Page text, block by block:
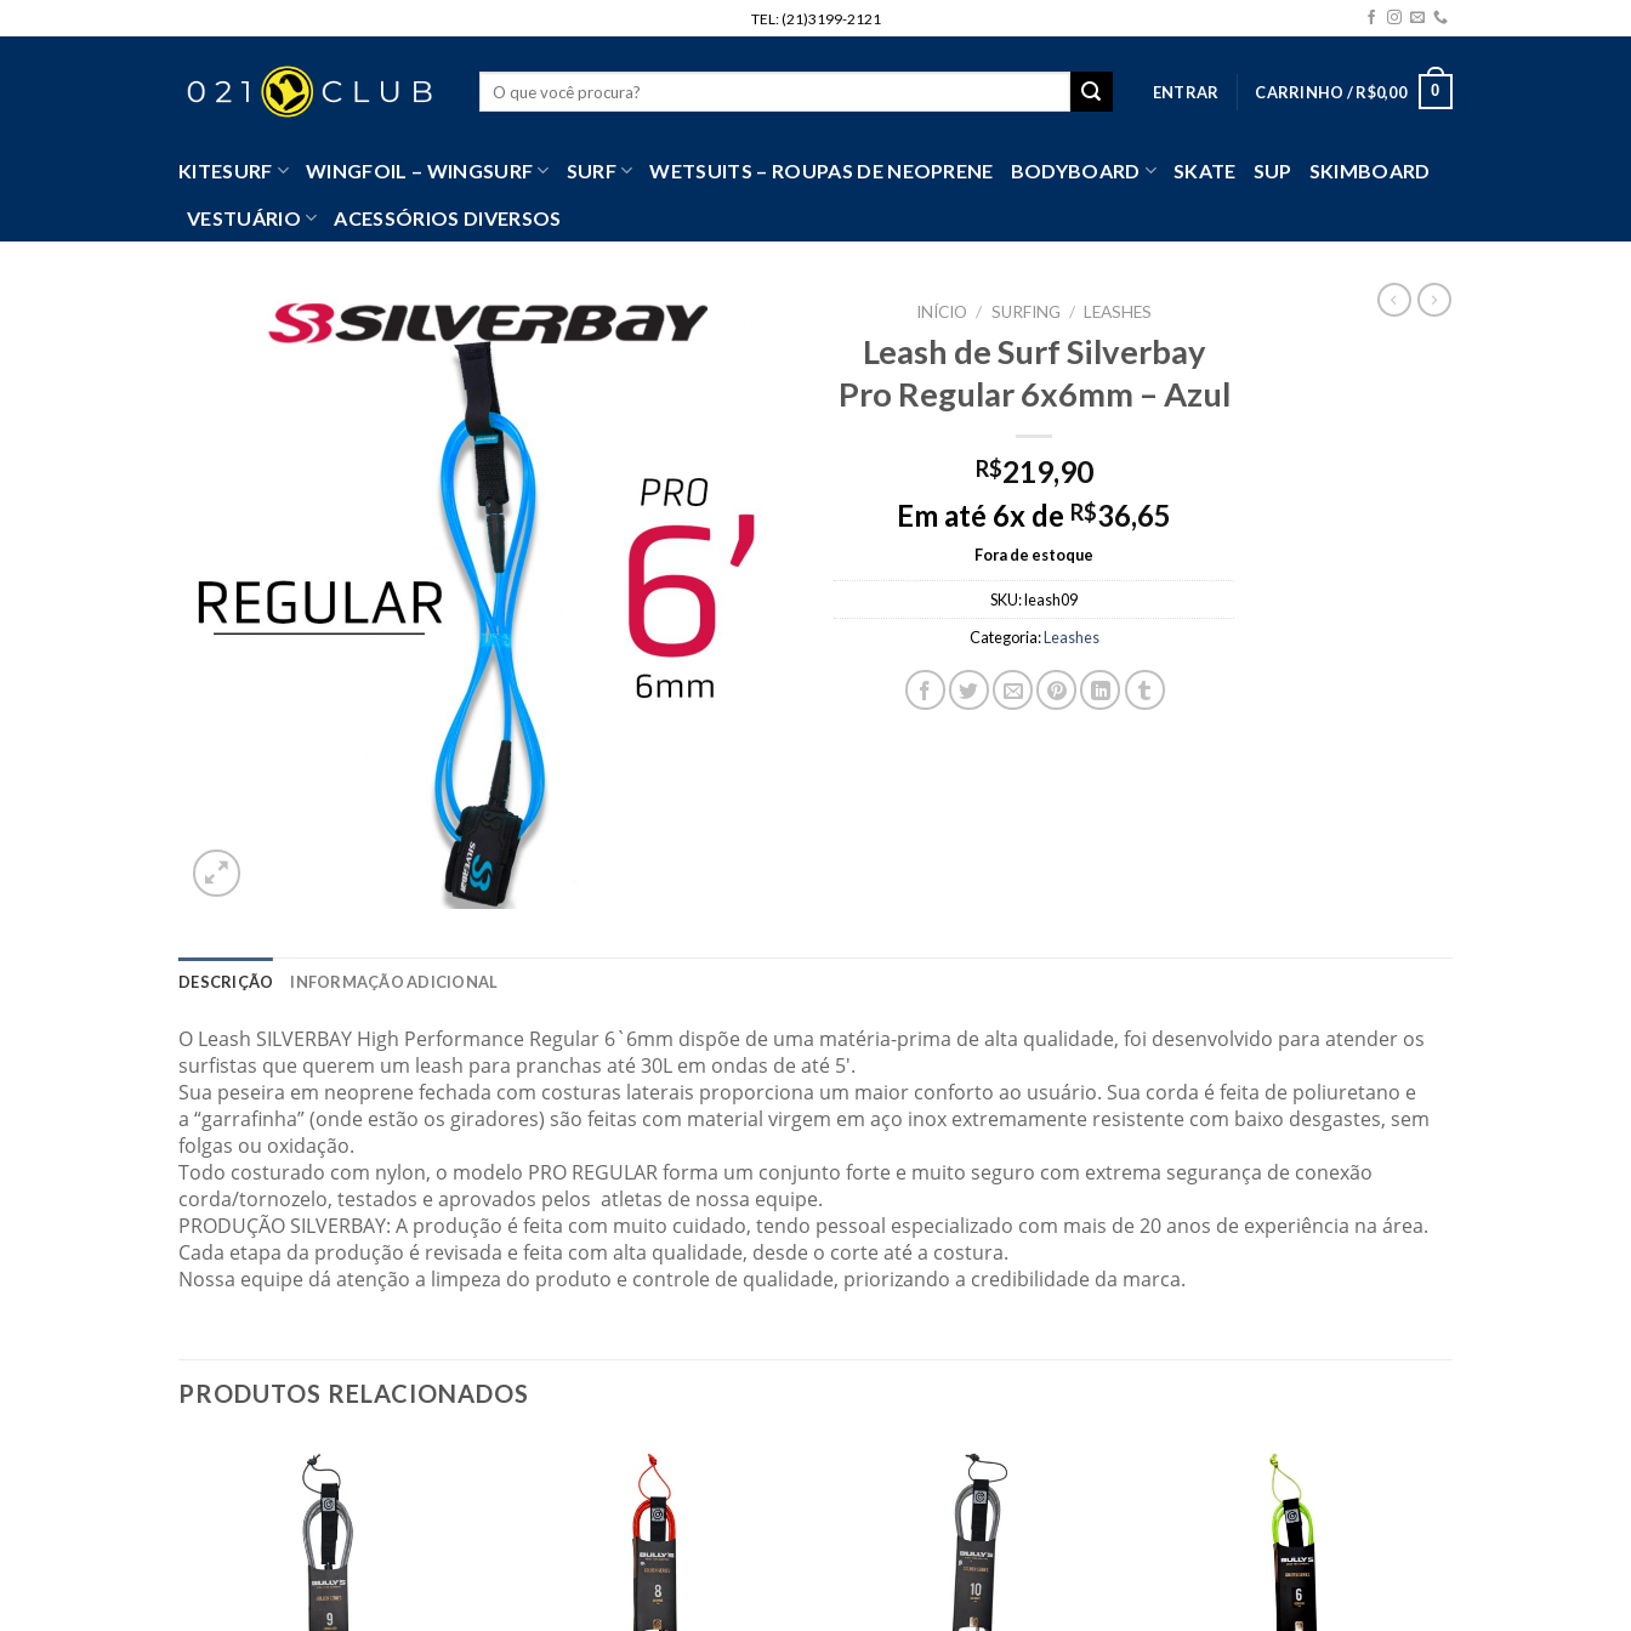
to
TEL: (21)3199-2121
ENTRAR CARRINHO /R$0,00 0
KITESURF WINGFOIL – WINGSURF SURF WETSUITS – ROUPAS DE NEOPRENE BODYBOARD SKATE SUP SKIMBOARD
VESTUÁRIO ACESSÓRIOS DIVERSOS
INÍCIO / SURFING / LEASHES
Leash de Surf Silverbay
Pro Regular 6x6mm – Azul
R$219,90
Em até 6x de R$36,65
Fora de estoque
SKU:leash09
Categoria:Leashes
DESCRIÇÃO INFORMAÇÃO ADICIONAL
O Leash SILVERBAY High Performance Regular 6`6mm dispõe de uma matéria-prima de alta qualidade, foi desenvolvido para atender os
surfistas que querem um leash para pranchas até 30L em ondas de até 5′.
Sua peseira em neoprene fechada com costuras laterais proporciona um maior conforto ao usuário. Sua corda é feita de poliuretano e
a “garrafinha” (onde estão os giradores) são feitas com material virgem em aço inox extremamente resistente com baixo desgastes, sem
folgas ou oxidação.
Todo costurado com nylon, o modelo PRO REGULAR forma um conjunto forte e muito seguro com extrema segurança de conexão
corda/tornozelo, testados e aprovados pelos atletas de nossa equipe.
PRODUÇÃO SILVERBAY: A produção é feita com muito cuidado, tendo pessoal especializado com mais de 20 anos de experiência na área.
Cada etapa da produção é revisada e feita com alta qualidade, desde o corte até a costura.
Nossa equipe dá atenção a limpeza do produto e controle de qualidade, priorizando a credibilidade da marca.
PRODUTOS RELACIONADOS